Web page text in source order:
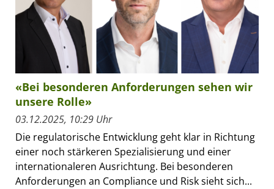
«Bei besonderen Anforderungen sehen wir
unsere Rolle»
03.12.2025, 10:29 Uhr
Die regulatorische Entwicklung geht klar in Richtung
einer noch stärkeren Spezialisierung und einer
internationaleren Ausrichtung. Bei besonderen
Anforderungen an Compliance und Risk sieht sich...